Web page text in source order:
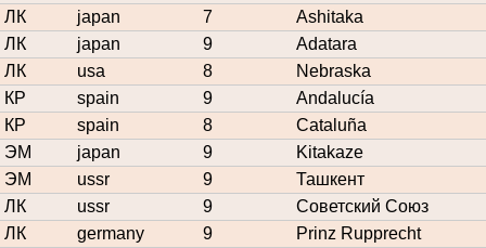
ЛК
japan 7
Ashitaka
ЛК
japan 9
Adatara
ЛК
usa 8
Nebraska
КР
spain 9
Andalucía
КР
spain 8
Cataluña
ЭМ
japan 9
Kitakaze
ЭМ
ussr 9
Ташкент
ЛК
ussr 9
Советский Союз
ЛК
germany 9 Prinz Rupprecht